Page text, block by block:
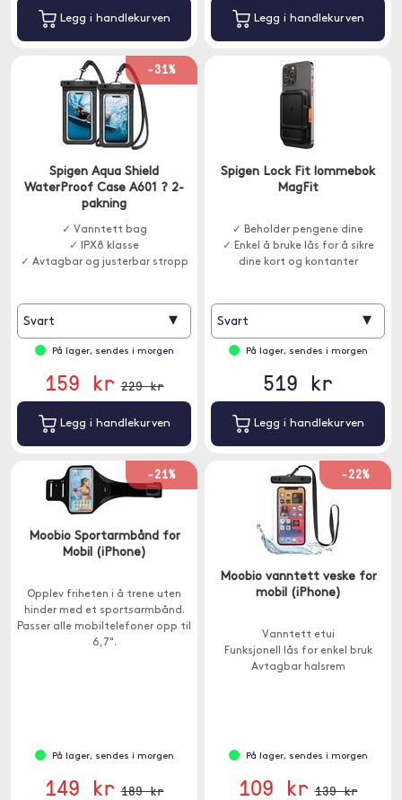
Legg i handlekurven Legg i handlekurven
-31%
Spigen Aqua Shield
WaterProof Case A601 ? 2-
pakning
✓ Vanntett bag
✓ IPX8 klasse
✓ Avtagbar og justerbar stropp
Svart ▾
På lager, sendes i morgen
159 kr 229 kr
Legg i handlekurven
Spigen Lock Fit lommebok
MagFit
✓ Beholder pengene dine
✓ Enkel å bruke lås for å sikre
dine kort og kontanter
Svart ▾
På lager, sendes i morgen
519 kr
Legg i handlekurven
-21%
Moobio Sportarmbånd for
Mobil (iPhone)
Opplev friheten i å trene uten
hinder med et sportsarmbånd.
Passer alle mobiltelefoner opp til
6,7".
På lager, sendes i morgen
149 kr 189 kr
-22%
Moobio vanntett veske for
mobil (iPhone)
Vanntett etui
Funksjonell lås for enkel bruk
Avtagbar halsrem
På lager, sendes i morgen
109 kr 139 kr